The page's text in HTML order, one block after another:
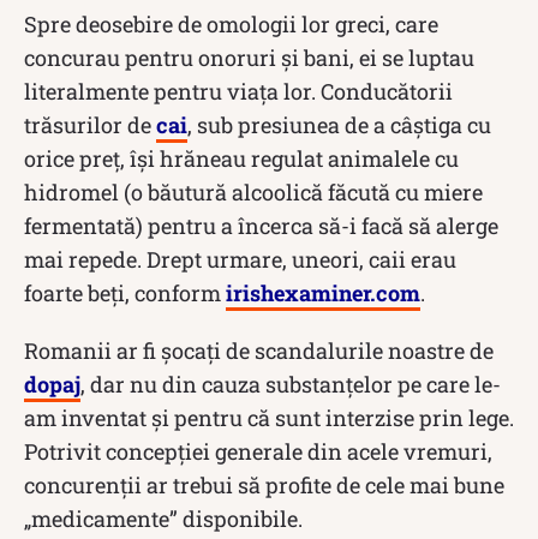
Spre deosebire de omologii lor greci, care
concurau pentru onoruri și bani, ei se luptau
literalmente pentru viața lor. Conducătorii
trăsurilor decai, sub presiunea de a câștiga cu
orice preț, își hrăneau regulat animalele cu
hidromel (o băutură alcoolică făcută cu miere
fermentată) pentru a încerca să-i facă să alerge
mai repede. Drept urmare, uneori, caii erau
foarte beți, conformirishexaminer.com.
Romanii ar fi șocați de scandalurile noastre de
dopaj, dar nu din cauza substanțelor pe care le-
am inventat și pentru că sunt interzise prin lege.
Potrivit concepției generale din acele vremuri,
concurenții ar trebui să profite de cele mai bune
„medicamente” disponibile.